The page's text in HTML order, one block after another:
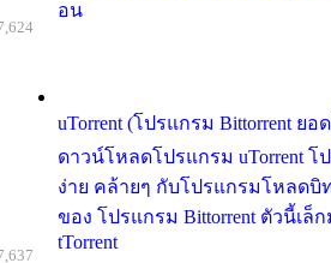
อน
uTorrent (โปรแกรม Bittorrent ย
ดาวน์โหลดโปรแกรม uTorrent โ
ง่าย คล้ายๆ กับโปรแกรมโหลดบิ
ของ โปรแกรม Bittorrent ตัวนี้เล็
tTorrent